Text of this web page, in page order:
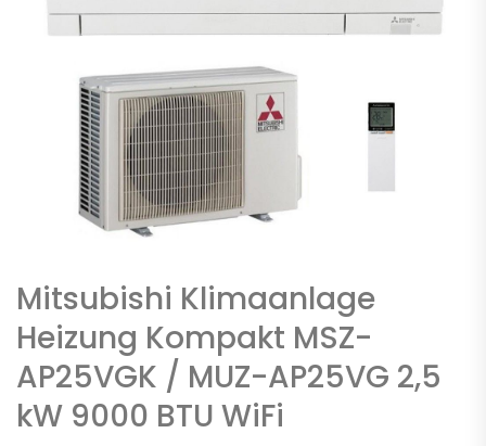
Mitsubishi Klimaanlage
Heizung Kompakt MSZ-
AP25VGK / MUZ-AP25VG 2,5
kW 9000 BTU WiFi